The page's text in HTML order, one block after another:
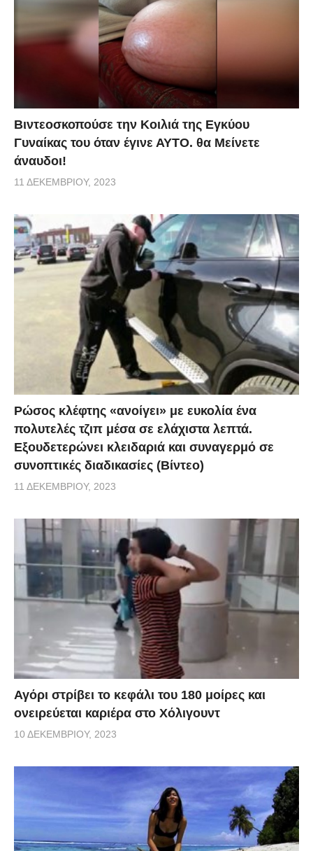
Βιντεοσκοπούσε την Κοιλιά της Εγκύου
Γυναίκας του όταν έγινε ΑΥΤΟ. θα Μείνετε
άναυδοι!
11 ΔΕΚΕΜΒΡΊΟΥ, 2023
Ρώσος κλέφτης «ανοίγει» με ευκολία ένα
πολυτελές τζιπ μέσα σε ελάχιστα λεπτά.
Εξουδετερώνει κλειδαριά και συναγερμό σε
συνοπτικές διαδικασίες (Βίντεο)
11 ΔΕΚΕΜΒΡΊΟΥ, 2023
Αγόρι στρίβει το κεφάλι του 180 μοίρες και
ονειρεύεται καριέρα στο Χόλιγουντ
10 ΔΕΚΕΜΒΡΊΟΥ, 2023